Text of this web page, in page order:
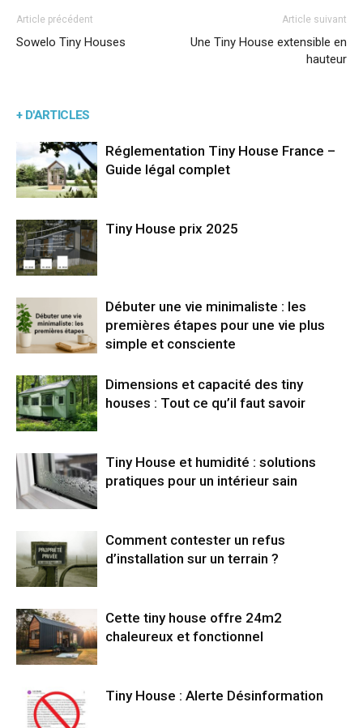
Article précédent
Sowelo Tiny Houses
Article suivant
Une Tiny House extensible en
hauteur
+ D'ARTICLES
Réglementation Tiny House France –
Guide légal complet
Tiny House prix 2025
Débuter une vie minimaliste : les
premières étapes pour une vie plus
simple et consciente
Dimensions et capacité des tiny
houses : Tout ce qu’il faut savoir
Tiny House et humidité : solutions
pratiques pour un intérieur sain
Comment contester un refus
d’installation sur un terrain ?
Cette tiny house offre 24m2
chaleureux et fonctionnel
Tiny House : Alerte Désinformation